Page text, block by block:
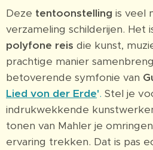
Deze tentoonstelling is veel
verzameling schilderijen. Het
polyfone reis die kunst,
prachtige manier
betoverende symfonie van
Lied von der Erde'. Stel je
indrukwekkende
tonen van Mahler je
ervaring trekken. Dat is pas